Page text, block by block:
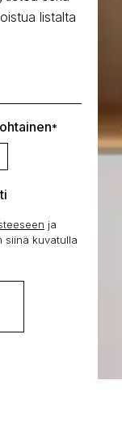
listalta
*
ja
siinä kuvatulla